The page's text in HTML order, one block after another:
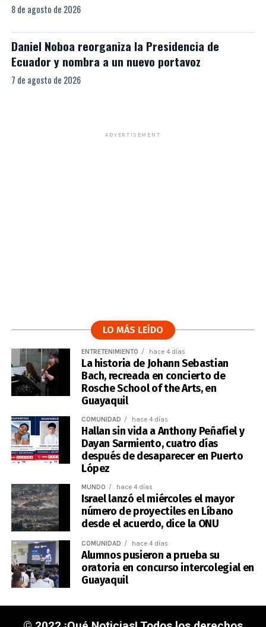
8 de agosto de 2026
Daniel Noboa reorganiza la Presidencia de
Ecuador y nombra a un nuevo portavoz
7 de agosto de 2026
ADVERTISEMENT
LO MÁS LEÍDO
ENTRETENIMIENTO hace 4 días
La historia de Johann Sebastian
Bach, recreada en concierto de
Rosche School of the Arts, en
Guayaquil
COMUNIDAD hace 4 días
Hallan sin vida a Anthony Peñafiel y
Dayan Sarmiento, cuatro días
después de desaparecer en Puerto
López
MUNDO hace 4 días
Israel lanzó el miércoles el mayor
número de proyectiles en Líbano
desde el acuerdo, dice la ONU
COMUNIDAD hace 4 días
Alumnos pusieron a prueba su
oratoria en concurso intercolegial en
Guayaquil